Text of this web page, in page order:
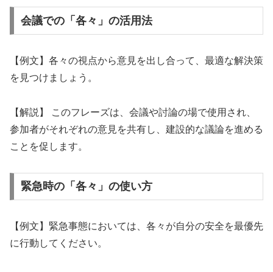
会議での「各々」の活用法
【例文】各々の視点から意見を出し合って、最適な解決策
を見つけましょう。
【解説】 このフレーズは、会議や討論の場で使用され、
参加者がそれぞれの意見を共有し、建設的な議論を進める
ことを促します。
緊急時の「各々」の使い方
【例文】緊急事態においては、各々が自分の安全を最優先
に行動してください。